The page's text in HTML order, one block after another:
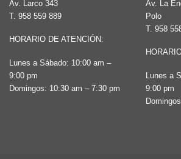
Av. Larco 343
T. 958 559 889
HORARIO DE ATENCIÓN:
Lunes a Sábado: 10:00 am –
9:00 pm
Domingos: 10:30 am – 7:30 pm
Av. La
Polo
T. 958
Lunes a
9:00 pm